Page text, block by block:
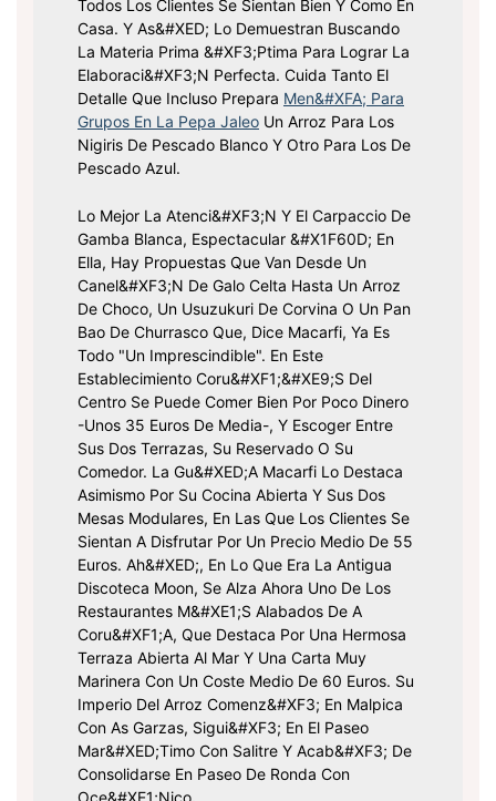
Todos Los Clientes Se Sientan Bien Y Como En
Casa. Y As&#xED; Lo Demuestran Buscando
La Materia Prima &#xF3;ptima Para Lograr La
Elaboraci&#xF3;n Perfecta. Cuida Tanto El
Detalle Que Incluso Prepara Men&#xFA; Para
Grupos En La Pepa Jaleo Un Arroz Para Los
Nigiris De Pescado Blanco Y Otro Para Los De
Pescado Azul.
Lo Mejor La Atenci&#xF3;n Y El Carpaccio De
Gamba Blanca, Espectacular &#x1F60D; En
Ella, Hay Propuestas Que Van Desde Un
Canel&#xF3;n De Galo Celta Hasta Un Arroz
De Choco, Un Usuzukuri De Corvina O Un Pan
Bao De Churrasco Que, Dice Macarfi, Ya Es
Todo "un Imprescindible". En Este
Establecimiento Coru&#xF1;&#xE9;s Del
Centro Se Puede Comer Bien Por Poco Dinero
-unos 35 Euros De Media-, Y Escoger Entre
Sus Dos Terrazas, Su Reservado O Su
Comedor. La Gu&#xED;a Macarfi Lo Destaca
Asimismo Por Su Cocina Abierta Y Sus Dos
Mesas Modulares, En Las Que Los Clientes Se
Sientan A Disfrutar Por Un Precio Medio De 55
Euros. Ah&#xED;, En Lo Que Era La Antigua
Discoteca Moon, Se Alza Ahora Uno De Los
Restaurantes M&#xE1;s Alabados De A
Coru&#xF1;a, Que Destaca Por Una Hermosa
Terraza Abierta Al Mar Y Una Carta Muy
Marinera Con Un Coste Medio De 60 Euros. Su
Imperio Del Arroz Comenz&#xF3; En Malpica
Con As Garzas, Sigui&#xF3; En El Paseo
Mar&#xED;timo Con Salitre Y Acab&#xF3; De
Consolidarse En Paseo De Ronda Con